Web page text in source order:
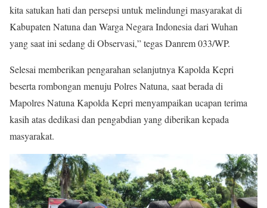
kita satukan hati dan persepsi untuk melindungi masyarakat di
Kabupaten Natuna dan Warga Negara Indonesia dari Wuhan
yang saat ini sedang di Observasi,” tegas Danrem 033/WP.
Selesai memberikan pengarahan selanjutnya Kapolda Kepri
beserta rombongan menuju Polres Natuna, saat berada di
Mapolres Natuna Kapolda Kepri menyampaikan ucapan terima
kasih atas dedikasi dan pengabdian yang diberikan kepada
masyarakat.